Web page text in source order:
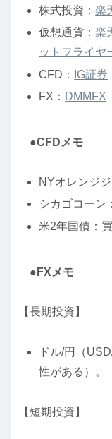
株式投資：楽
仮想通貨：楽
ットフライヤ
CFD：
IG証券
FX： DMMFX
●CFDメモ
NYオレンジ
シカゴコーン
米2年国債：買
●FXメモ
【長期投資】
ドル/円（
性がある）。
【短期投資】